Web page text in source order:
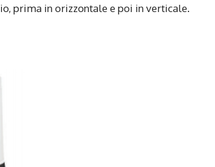
prima in orizzontale e poi in verticale.